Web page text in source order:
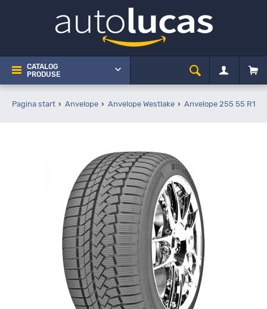
CATALOG
PRODUSE
Pagina start Anvelope Anvelope Westlake Anvelope 255 55 R19